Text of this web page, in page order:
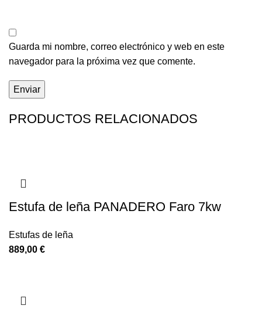
Guarda mi nombre, correo electrónico y web en este
navegador para la próxima vez que comente.
PRODUCTOS RELACIONADOS
Estufa de leña PANADERO Faro 7kw
Estufas de leña
€